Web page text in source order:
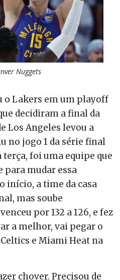
Nuggets
o Lakers em um playoff
decidiram a final da
Los Angeles levou a
no jogo 1 da série final
foi uma equipe que
mudar essa
início, a time da casa
mas soube
por 132 a 126, e fez
a melhor, vai pegar o
e Miami Heat na
chover. Precisou de